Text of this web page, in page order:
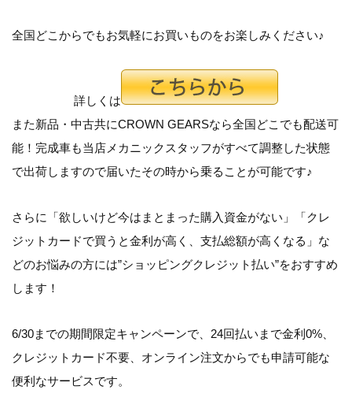
全国どこからでもお気軽にお買いものをお楽しみください♪
詳しくは
また新品・中古共にCROWN GEARSなら全国どこでも配送可
能！完成車も当店メカニックスタッフがすべて調整した状態
で出荷しますので届いたその時から乗ることが可能です♪
さらに「欲しいけど今はまとまった購入資金がない 」「クレ
ジットカードで買うと金利が高く、支払総額が高くなる 」な
どのお悩みの方には”ショッピングクレジット払い”をおすすめ
します！
6/30までの期間限定キャンペーンで、24回払いまで金利0%、
クレジットカード不要、オンライン注文からでも申請可能な
便利なサービスです。